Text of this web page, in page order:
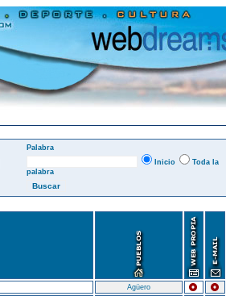
Palabra
Inicio
Toda la
palabra
Agüero